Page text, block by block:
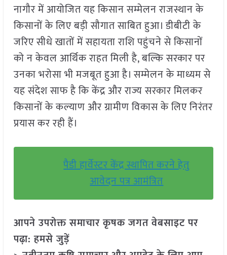
नागौर में आयोजित यह किसान सम्मेलन राजस्थान के
किसानों के लिए बड़ी सौगात साबित हुआ। डीबीटी के
जरिए सीधे खातों में सहायता राशि पहुंचने से किसानों
को न केवल आर्थिक राहत मिली है, बल्कि सरकार पर
उनका भरोसा भी मजबूत हुआ है। सम्मेलन के माध्यम से
यह संदेश साफ है कि केंद्र और राज्य सरकार मिलकर
किसानों के कल्याण और ग्रामीण विकास के लिए निरंतर
प्रयास कर रही हैं।
पैडी हार्वेस्टर केंद्र स्थापित करने हेतु
आवेदन पत्र आमंत्रित
आपने उपरोक्त समाचार कृषक जगत वेबसाइट पर
पढ़ा: हमसे जुड़ें